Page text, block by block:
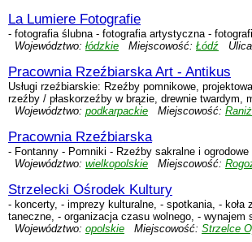
La Lumiere Fotografie
- fotografia ślubna - fotografia artystyczna -
Województwo: łódzkie Miejscowość: Łódź
Pracownia Rzeźbiarska Art - Antikus
Usługi rzeźbiarskie: Rzeźby pomnikowe,
rzeźby / płaskorzeźby w brązie, drewnie
Województwo: podkarpackie Miejscowość:
Pracownia Rzeźbiarska
- Fontanny - Pomniki - Rzeźby sakralne i
Województwo: wielkopolskie Miejscowość:
Strzelecki Ośrodek Kultury
- koncerty, - imprezy kulturalne, - spotkania, - koła
taneczne, - organizacja czasu wolnego, -
Województwo: opolskie Miejscowość: Strzelce